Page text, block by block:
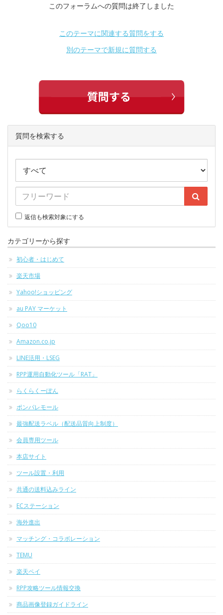
このフォーラムへの質問は終了しました
このテーマに関連する質問をする
別のテーマで新規に質問する
質問を検索する
返信も検索対象にする
カテゴリーから探す
初心者・はじめて
楽天市場
Yahoo!ショッピング
au PAY マーケット
Qoo10
Amazon.co.jp
LINE活用・LSEG
RPP運用自動化ツール「RAT」
らくらくーぽん
ポンパレモール
最強配送ラベル（配送品質向上制度）
会員専用ツール
本店サイト
ツール設置・利用
共通の送料込みライン
ECステーション
海外進出
マッチング・コラボレーション
TEMU
楽天ペイ
RPP攻略ツール情報交換
商品画像登録ガイドライン